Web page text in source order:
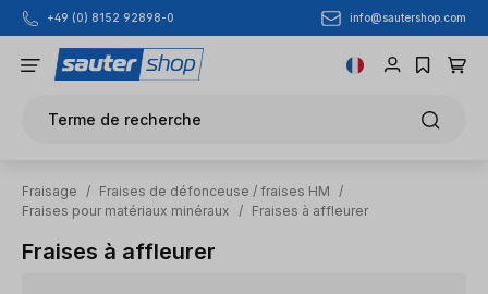
Passer au contenu principal
+49 (0) 8152 92898-0 info@sautershop.com
Terme de recherche
Fraisage / Fraises de défonceuse / fraises HM
/
Fraises pour matériaux minéraux
/ Fraises à affleurer
Fraises à affleurer